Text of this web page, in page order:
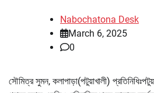
Nabochatona Desk
March 6, 2025
0
সৌমিত্র সুমন, কলাপাড়া(পটুয়াখালী)